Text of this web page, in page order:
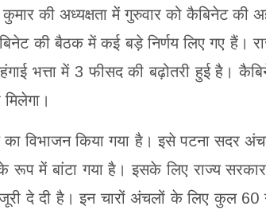
कुमार की अध्यक्षता में गुरुवार को कैबिनेट की
की बैठक में कई बड़े निर्णय लिए गए हैं।
भत्ता में 3 फीसद की बढ़ोतरी हुई है।
विभाजन किया गया है। इसे पटना सदर
में बांटा गया है। इसके लिए राज्य
दे दी है। इन चारों अंचलों के लिए कुल 60